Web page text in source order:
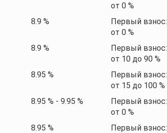
от 0%
8.9 %
Первый взнос:
от 0%
8.9 %
Первый взнос:
от 10до 90%
8.95 %
Первый взнос:
от 15 до 100%
8.95 % - 9.95 %
Первый взнос:
от 0%
8.95 %
Первый взнос: